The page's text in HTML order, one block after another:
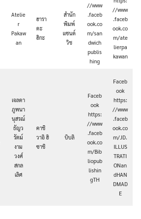
Atelie
r
Pakaw
an
ฮารา
ดะ
ฮิกะ
สำนัก
พิมพ์
แซนด์
วิช
//www
.faceb
ook.co
m/san
dwich
publis
hing
//www
.faceb
ook.co
m/ate
lierpa
kawan
เจลดา
ภูพนา
นุสรณ์
ธัญว
รัตม์
งาม
วงศ์
สกล
เลิศ
คาชิ
วาอิ ฮิ
ซาชิ
บิบลิ
Faceb
ook
https:
//www
.faceb
ook.co
m/Bib
liopub
lishin
gTH
Faceb
ook
https:
//www
.faceb
ook.co
m/JD.
ILLUS
TRATI
ONan
dHAN
DMAD
E